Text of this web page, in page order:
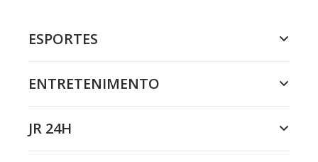
ESPORTES
ENTRETENIMENTO
JR 24H